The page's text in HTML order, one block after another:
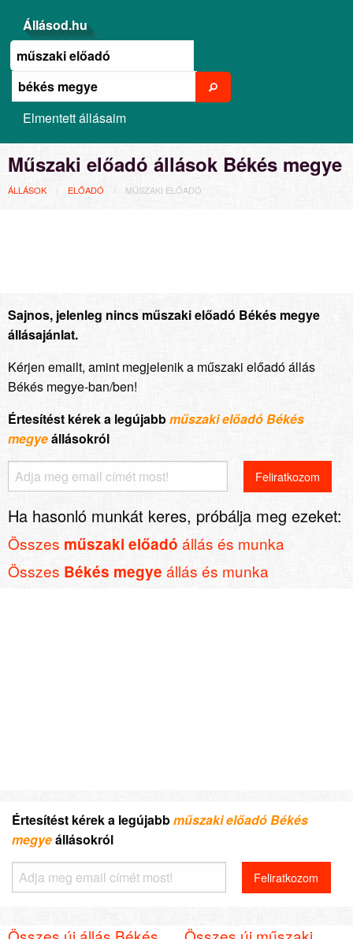
Állásod.hu
Elmentett állásaim
Műszaki előadó állások Békés megye
ÁLLÁSOK ELŐADÓ MŰSZAKI ELŐADÓ
Sajnos, jelenleg nincs műszaki előadó Békés megye
állásajánlat.
Kérjen emailt, amint megjelenik a műszaki előadó állás
Békés megye-ban/ben!
Értesítést kérek a legújabbműszaki előadó Békés
megyeállásokról
Ha hasonló munkát keres, próbálja meg ezeket:
Összes műszaki előadó állás és munka
Összes Békés megye állás és munka
Értesítést kérek a legújabbműszaki előadó Békés
megyeállásokról